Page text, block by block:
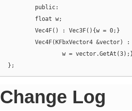
};
Change Log